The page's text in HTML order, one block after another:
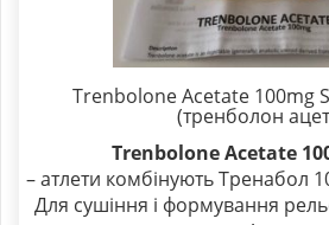
Trenbolone Acetate 100mg
(тренболон
Trenbolone Acetate
– атлети комбінують Тренабол
Для сушіння і формування